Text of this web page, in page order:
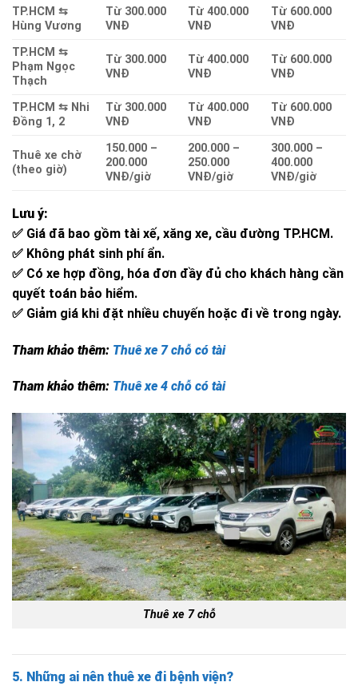
TP.HCM ⇆
Hùng Vương
Từ 300.000
VNĐ
Từ 400.000
VNĐ
Từ 600.000
VNĐ
TP.HCM ⇆
Phạm Ngọc
Thạch
Từ 300.000
VNĐ
Từ 400.000
VNĐ
Từ 600.000
VNĐ
TP.HCM ⇆ Nhi
Đồng 1, 2
Từ 300.000
VNĐ
Từ 400.000
VNĐ
Từ 600.000
VNĐ
Thuê xe chờ
(theo giờ)
150.000 –
200.000
VNĐ/giờ
200.000 –
250.000
VNĐ/giờ
300.000 –
400.000
VNĐ/giờ
Lưu ý:
✅ Giá đã bao gồm tài xế, xăng xe, cầu đường TP.HCM.
✅ Không phát sinh phí ẩn.
✅ Có xe hợp đồng, hóa đơn đầy đủ cho khách hàng cần
quyết toán bảo hiểm.
✅ Giảm giá khi đặt nhiều chuyến hoặc đi về trong ngày.
Tham khảo thêm: Thuê xe 7 chỗ có tài
Tham khảo thêm: Thuê xe 4 chỗ có tài
Thuê xe 7 chỗ
5. Những ai nên thuê xe đi bệnh viện?